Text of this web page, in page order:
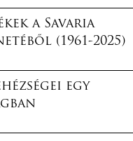
a Savaria
(1961-2025)
egy